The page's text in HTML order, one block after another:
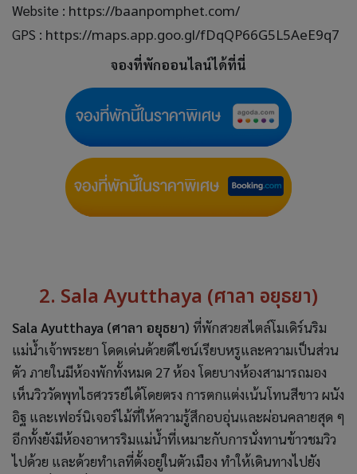
Website : https://baanpomphet.com/
GPS : https://maps.app.goo.gl/fDqQP66G5L5AeE9q7
จองที่พักออนไลน์ได้ที่นี่
2. Sala Ayutthaya (ศาลา อยุธยา)
Sala Ayutthaya (ศาลา อยุธยา) ที่พักสวยสไตล์โมเดิร์นริม
แม่น้ำเจ้าพระยา โดดเด่นด้วยดีไซน์เรียบหรูและความเป็นส่วน
ตัว ภายในมีห้องพักทั้งหมด 27 ห้อง โดยบางห้องสามารถมอง
เห็นวิววัดพุทไธศวรรย์ได้โดยตรง การตกแต่งเน้นโทนสีขาว ผนัง
อิฐ และเฟอร์นิเจอร์ไม้ที่ให้ความรู้สึกอบอุ่นและผ่อนคลายสุด ๆ
อีกทั้งยังมีห้องอาหารริมแม่น้ำที่เหมาะกับการนั่งทานข้าวชมวิว
ไปด้วย และด้วยทำเลที่ตั้งอยู่ในตัวเมือง ทำให้เดินทางไปยัง